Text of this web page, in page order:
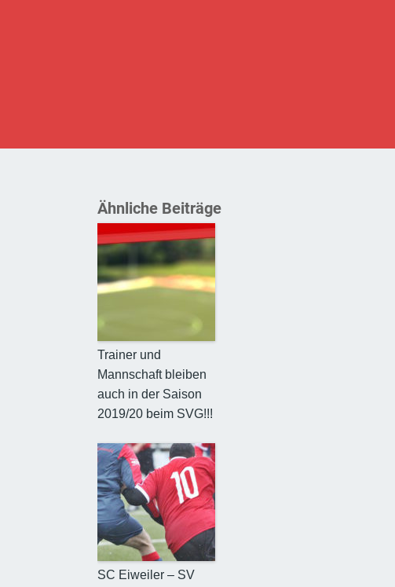
Ähnliche Beiträge
Trainer und
Mannschaft bleiben
auch in der Saison
2019/20 beim SVG!!!
SC Eiweiler – SV